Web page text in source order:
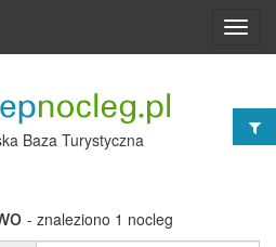
Baza Turystyczna
- znaleziono 1 nocleg